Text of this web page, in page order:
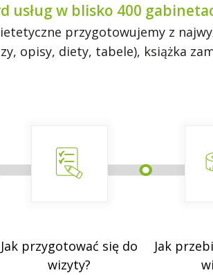
usług w blisko 400
przygotowujemy z
opisy, diety, tabele), książka
Jak przygotować się do
wizyty?
Jak